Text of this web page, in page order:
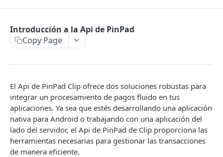
Introducción a Checkout Redireccionado
Consulta el estado de un link de pago
Aceptar USD
Webhooks
API de Checkout V1 (deprecada)
Introducción a la Api de PinPad
Copy Page
El Api de PinPad Clip ofrece dos soluciones robustas para
integrar un procesamiento de pagos fluido en tus
aplicaciones. Ya sea que estés desarrollando una aplicación
nativa para Android o trabajando con una aplicación del
lado del servidor, el Api de PinPad de Clip proporciona las
herramientas necesarias para gestionar las transacciones
de manera eficiente.